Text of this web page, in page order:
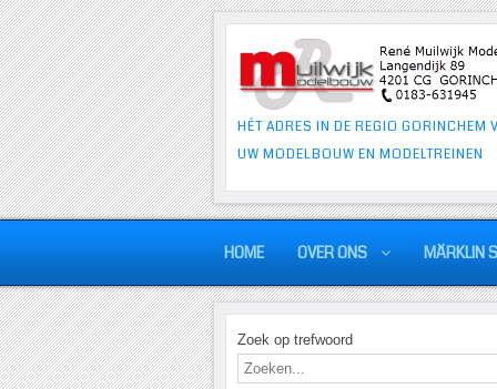
HÉT ADRES IN DE REGIO GORINCHEM
UW MODELBOUW EN MODELTREINEN
HOME OVER ONS MÄRKLIN
Zoek op trefwoord